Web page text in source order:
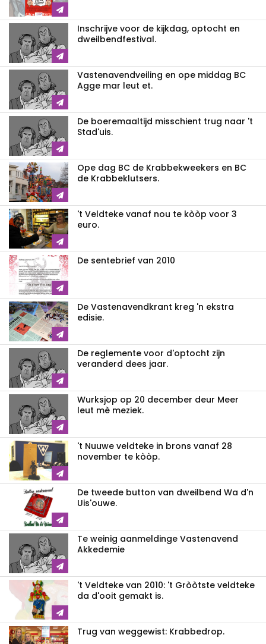
Inschrijve voor de kijkdag, optocht en
dweilbendfestival.
Vastenavendveiling en ope middag BC
Agge mar leut et.
De boeremaaltijd misschient trug naar 't
Stad'uis.
Ope dag BC de Krabbekweekers en BC
de Krabbeklutsers.
't Veldteke vanaf nou te kòòp voor 3
euro.
De sentebrief van 2010
De Vastenavendkrant kreg 'n ekstra
edisie.
De reglemente voor d'optocht zijn
veranderd dees jaar.
Wurksjop op 20 december deur Meer
leut mè meziek.
't Nuuwe veldteke in brons vanaf 28
november te kòòp.
De tweede button van dweilbend Wa d'n
Uis'ouwe.
Te weinig aanmeldinge Vastenavend
Akkedemie
't Veldteke van 2010: 't Gròòtste veldteke
da d'ooit gemakt is.
Trug van weggewist: Krabbedrop.